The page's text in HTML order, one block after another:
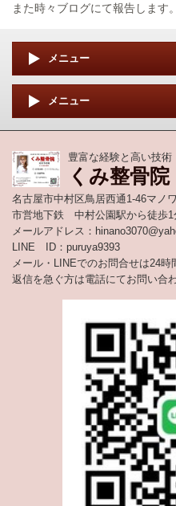
また時々ブログにて報告します。
メニュー
メニュー
豊富な経験と高い技術
くみ整骨院
名古屋市中村区鳥居西通1-46マノ
市営地下鉄 中村公園駅から徒歩1
メールアドレス：
LINE ID：puruya9393
メール・LINEでのお問合せは24時
返信を急ぐ方は電話にてお問い合